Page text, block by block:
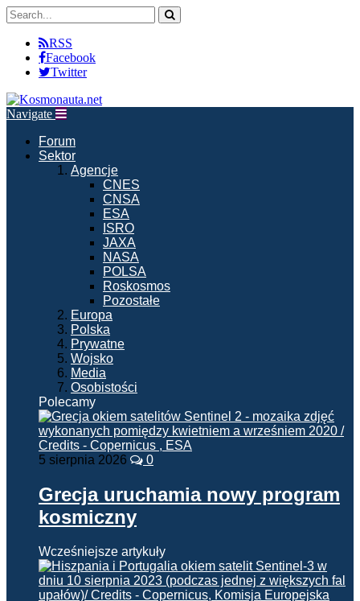
RSS
Facebook
Twitter
Navigate
Forum
Sektor
Agencje
CNES
CNSA
ESA
ISRO
JAXA
NASA
POLSA
Roskosmos
Pozostałe
Europa
Polska
Prywatne
Wojsko
Media
Osobistości
Polecamy
5 sierpnia 2026 0
Grecja uruchamia nowy program
kosmiczny
Wcześniejsze artykuły